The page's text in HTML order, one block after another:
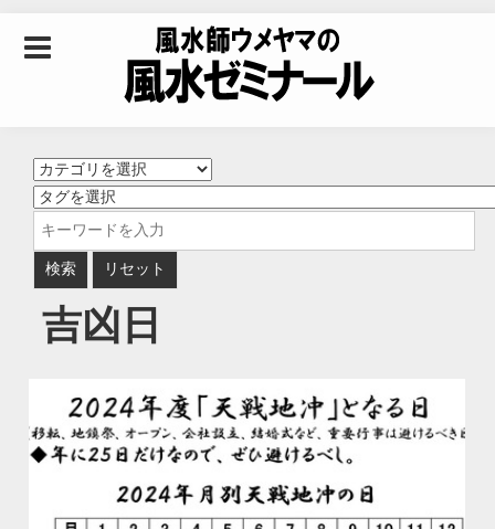
風水師ウメヤマの風
水ゼミナール｜風水
学・四柱推命学・易
学を合わせた立命講
座
吉凶日